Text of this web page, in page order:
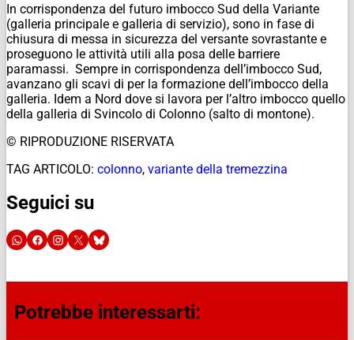
In corrispondenza del futuro imbocco Sud della Variante
(galleria principale e galleria di servizio), sono in fase di
chiusura di messa in sicurezza del versante sovrastante e
proseguono le attività utili alla posa delle barriere
paramassi. Sempre in corrispondenza dell’imbocco Sud,
avanzano gli scavi di per la formazione dell’imbocco della
galleria. Idem a Nord dove si lavora per l’altro imbocco quello
della galleria di Svincolo di Colonno (salto di montone).
© RIPRODUZIONE RISERVATA
TAG ARTICOLO: colonno, variante della tremezzina
Seguici su
Potrebbe interessarti: